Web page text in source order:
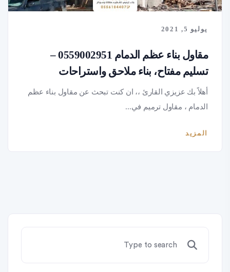
يوليو 5, 2021
مقاول بناء عظم الدمام 0559002951 –
تسليم مفتاح، بناء ملاحق واستراحات
أهلاً بك عزيزي القارئ ،، ان كنت تبحث عن مقاول بناء عظم
الدمام ، مقاول ترميم في...
المزيد